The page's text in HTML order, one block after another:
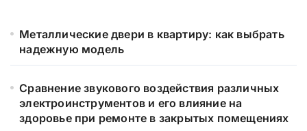
Металлические двери в квартиру: как выбрать
надежную модель
Сравнение звукового воздействия различных
электроинструментов и его влияние на
здоровье при ремонте в закрытых помещениях